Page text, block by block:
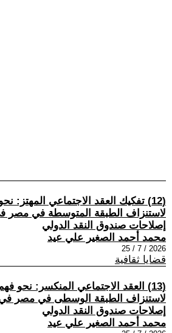
(12) تفكيك العقد الاجتماعي المهتز:
لاستنزاف الطبقة المتوسطة في
إصلاحات صندوق النقد الدولي
محمد أحمد الصغير علي عيد
2026 / 7 / 25
قضايا ثقافية
(13) العقد الاجتماعي المنكسر: نحو
لاستنزاف الطبقة الوسطى في مصر
إصلاحات صندوق النقد الدولي
محمد أحمد الصغير علي عيد